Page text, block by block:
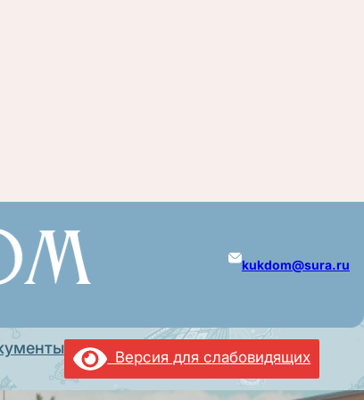
kukdom@sura.ru
Версия для слабовидящих